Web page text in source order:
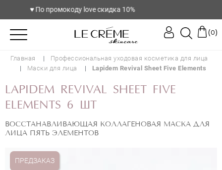
♥️ По промокоду love скидка 10%
(0)
Главная
Профессиональная уходовая косметика для лица
Маски для лица
Lapidem Revival Sheet Five Elements
LAPIDEM REVIVAL SHEET FIVE
ELEMENTS 6 ШТ
ВОССТАНАВЛИВАЮЩАЯ КОЛЛАГЕНОВАЯ МАСКА ДЛЯ
ЛИЦА ПЯТЬ ЭЛЕМЕНТОВ
ПРЕДЗАКАЗ